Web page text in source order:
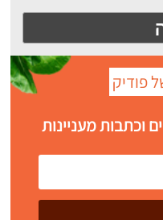
פודיק
וכתבות מעניינות